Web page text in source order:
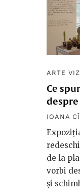
ARTE
Ce
IOANA
de la
vorbi
și